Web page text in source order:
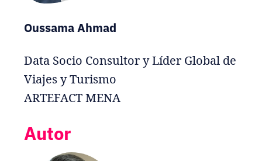
Oussama Ahmad
Data Socio Consultor y Líder Global de
Viajes y Turismo
ARTEFACT MENA
Autor